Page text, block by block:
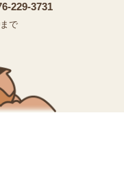
229-3731
で